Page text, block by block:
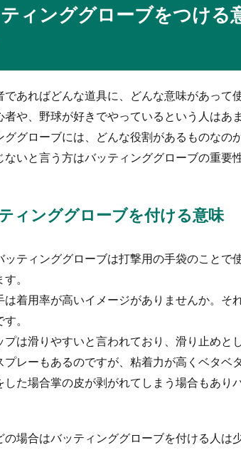
ない…そんな風...
退職後に行う手続きの
プロ野球を観ていると、ピッ
年末年始休みなしの仕
しの仕事の人も...
ィンググローブをつける
であればどんな道具に、どんな意味があって
者や、野球が好きでやっているという人はあ
ググローブには、どんな役割があるものなの
ないと言う方はバッティンググローブの重要
ィンググローブを付ける意味
ッティンググローブは打撃用の手袋のこと
。
は着用率が高いイメージがありませんか。そ
。
プは滑りやすいと言われており、滑り止めと
プレーもあるのですが、粘着力が高くベタベ
した場合掌の皮が剥がれてしまう場合もあ
の場合はバッティンググローブを付ける人は